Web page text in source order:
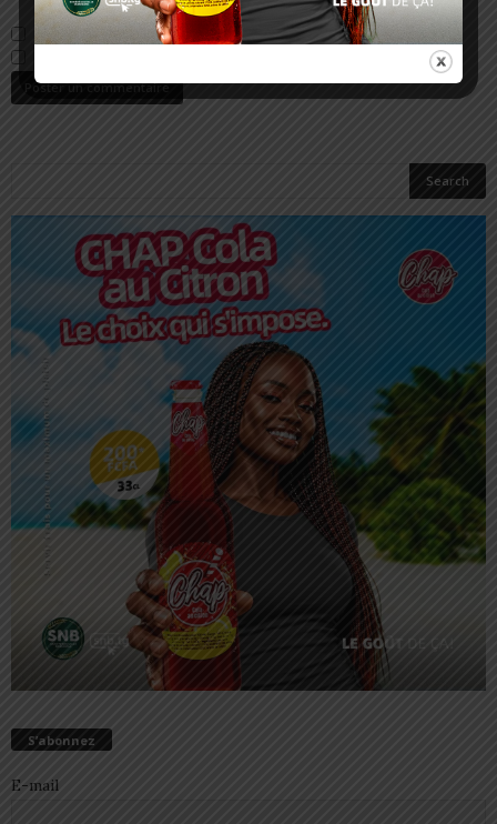
Prévenez-moi de tous les nouveaux commentaires par e-mail.
S’abonnez
E-mail